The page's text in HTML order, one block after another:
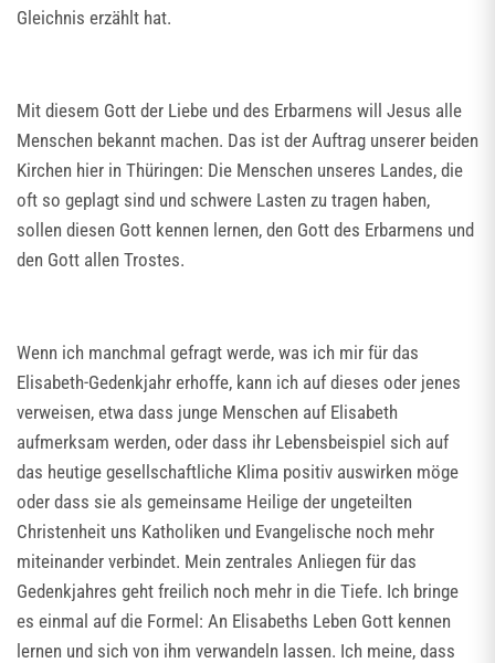
Gleichnis erzählt hat.
Mit diesem Gott der Liebe und des Erbarmens will Jesus alle
Menschen bekannt machen. Das ist der Auftrag unserer beiden
Kirchen hier in Thüringen: Die Menschen unseres Landes, die
oft so geplagt sind und schwere Lasten zu tragen haben,
sollen diesen Gott kennen lernen, den Gott des Erbarmens und
den Gott allen Trostes.
Wenn ich manchmal gefragt werde, was ich mir für das
Elisabeth-Gedenkjahr erhoffe, kann ich auf dieses oder jenes
verweisen, etwa dass junge Menschen auf Elisabeth
aufmerksam werden, oder dass ihr Lebensbeispiel sich auf
das heutige gesellschaftliche Klima positiv auswirken möge
oder dass sie als gemeinsame Heilige der ungeteilten
Christenheit uns Katholiken und Evangelische noch mehr
miteinander verbindet. Mein zentrales Anliegen für das
Gedenkjahres geht freilich noch mehr in die Tiefe. Ich bringe
es einmal auf die Formel: An Elisabeths Leben Gott kennen
lernen und sich von ihm verwandeln lassen. Ich meine, dass